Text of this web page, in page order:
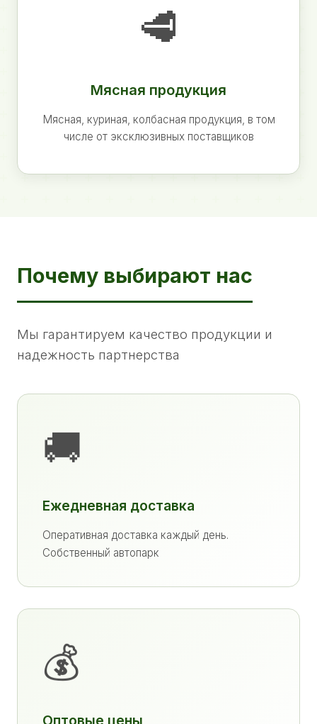
🥩
Мясная продукция
Мясная, куриная, колбасная продукция, в том
числе от эксклюзивных поставщиков
Почему выбирают нас
Мы гарантируем качество продукции и
надежность партнерства
🚚
Ежедневная доставка
Оперативная доставка каждый день.
Собственный автопарк
💰
Оптовые цены